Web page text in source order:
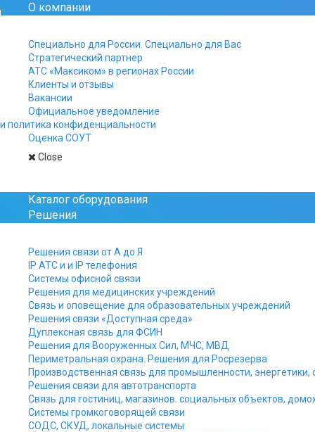
О компании
Специально для России. Специально для Вас
Стратегический партнер
АТС «Максиком» в регионах России
Клиенты и отзывы
Вакансии
Официальное уведомление
и политика конфиденциальности
Оценка СОУТ
Close
Каталог оборудования
Решения
Решения связи от А до Я
IP АТС и и IP телефония
Системы офисной связи
Решения для медицинских учреждений
Связь и оповещение для образовательных учреждений
Решения связи «Доступная среда»
Дуплексная связь для ФСИН
Решения для Вооруженных Сил, МЧС, МВД
Периметральная охрана. Решения для Росрезерва
Производственная связь для промышленности, энергетики,
Решения связи для автотранспорта
Связь для гостиниц, магазинов. социальных объектов,
Системы громкоговорящей связи
СОДС, СКУД, локальные системы
Официальный сайт
Главная Дилеры АТС «Максиком»,
АТС «Максиком»,
Купить мини АТС в